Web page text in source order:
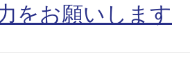
をお願いします